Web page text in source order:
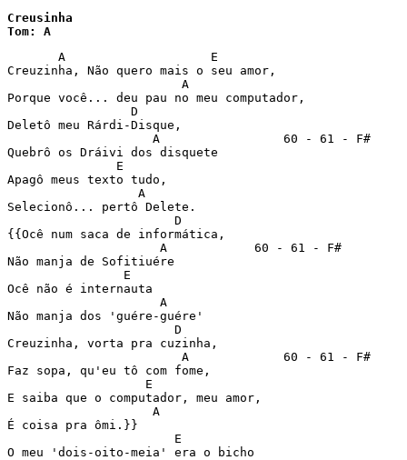
Creusinha
Tom: A
       A                    E
Creuzinha, Não quero mais o seu amor,
                        A
Porque você... deu pau no meu computador,
                 D
Deletô meu Rárdi-Disque,
                    A                 60 - 61 - F#
Quebrô os Dráivi dos disquete
               E
Apagô meus texto tudo,
                  A
Selecionô... pertô Delete.
                       D
{{Ocê num saca de informática,
                     A            60 - 61 - F#
Não manja de Sofitiuére
                E
Ocê não é internauta
                     A
Não manja dos 'guére-guére'
                       D
Creuzinha, vorta pra cuzinha,
                        A             60 - 61 - F#
Faz sopa, qu'eu tô com fome,
                   E
E saiba que o computador, meu amor,
                    A
É coisa pra ômi.}}
                       E
O meu 'dois-oito-meia' era o bicho